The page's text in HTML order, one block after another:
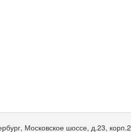
Московское шоссе, д.23, корп.2